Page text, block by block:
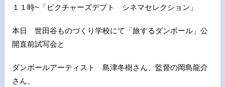
１１時~「ピクチャーズデプト シネマセレクション」
本日 世田谷ものづくり学校にて「旅するダンボール」公
開直前試写会と
ダンボールアーティスト 島津冬樹さん、監督の岡島龍介
さん、